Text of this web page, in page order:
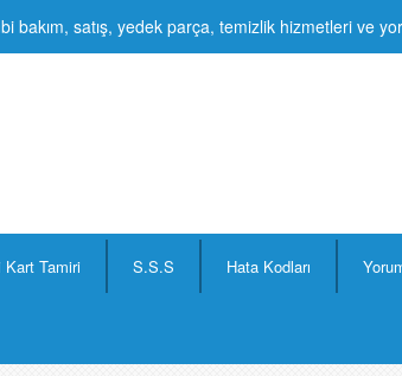
satış, yedek parça, temizlik hizmetleri ve
Kart Tamiri S.S.S Hata Kodları